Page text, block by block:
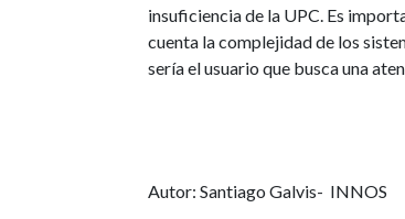
insuficiencia de la UPC. Es
cuenta la complejidad de los
sería el usuario que busca una
Autor: Santiago Galvis- INNOS